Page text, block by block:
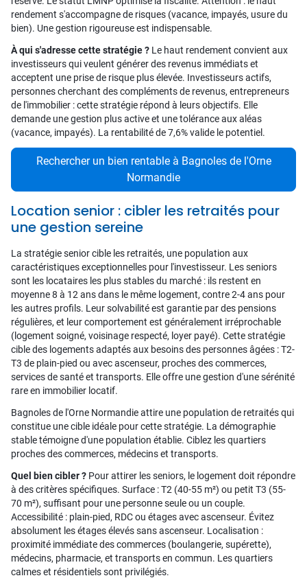
rendement s'accompagne de risques (vacance, impayés, usure du
bien). Une gestion rigoureuse est indispensable.
À qui s'adresse cette stratégie ? Le haut rendement convient aux
investisseurs qui veulent générer des revenus immédiats et
acceptent une prise de risque plus élevée. Investisseurs actifs,
personnes cherchant des compléments de revenus, entrepreneurs
de l'immobilier : cette stratégie répond à leurs objectifs. Elle
demande une gestion plus active et une tolérance aux aléas
(vacance, impayés). La rentabilité de 7,6% valide le potentiel.
Rechercher un bien rentable à Bagnoles de l'Orne
Normandie
Location senior : cibler les retraités pour
une gestion sereine
La stratégie senior cible les retraités, une population aux
caractéristiques exceptionnelles pour l'investisseur. Les seniors
sont les locataires les plus stables du marché : ils restent en
moyenne 8 à 12 ans dans le même logement, contre 2-4 ans pour
les autres profils. Leur solvabilité est garantie par des pensions
régulières, et leur comportement est généralement irréprochable
(logement soigné, voisinage respecté, loyer payé). Cette stratégie
cible des logements adaptés aux besoins des personnes âgées : T2-
T3 de plain-pied ou avec ascenseur, proches des commerces,
services de santé et transports. Elle offre une gestion d'une sérénité
rare en immobilier locatif.
Bagnoles de l'Orne Normandie attire une population de retraités qui
constitue une cible idéale pour cette stratégie. La démographie
stable témoigne d'une population établie. Ciblez les quartiers
proches des commerces, médecins et transports.
Quel bien cibler ? Pour attirer les seniors, le logement doit répondre
à des critères spécifiques. Surface : T2 (40-55 m²) ou petit T3 (55-
70 m²), suffisant pour une personne seule ou un couple.
Accessibilité : plain-pied, RDC ou étages avec ascenseur. Évitez
absolument les étages élevés sans ascenseur. Localisation :
proximité immédiate des commerces (boulangerie, supérette),
médecins, pharmacie, et transports en commun. Les quartiers
calmes et résidentiels sont privilégiés.